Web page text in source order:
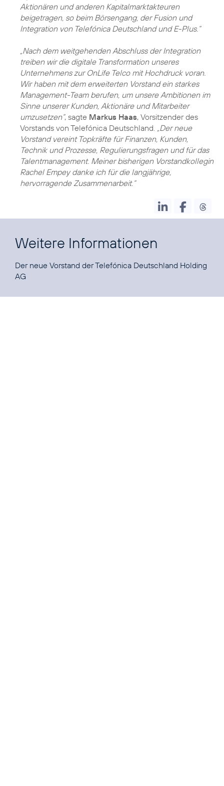
Aktionären und anderen Kapitalmarktakteuren
beigetragen, so beim Börsengang, der Fusion und
Integration von Telefónica Deutschland und E-Plus.“
„Nach dem weitgehenden Abschluss der Integration
treiben wir die digitale Transformation unseres
Unternehmens zur OnLife Telco mit Hochdruck voran.
Wir haben mit dem erweiterten Vorstand ein starkes
Management-Team berufen, um unsere Ambitionen im
Sinne unserer Kunden, Aktionäre und Mitarbeiter
umzusetzen“, sagte Markus Haas, Vorsitzender des
Vorstands von Telefónica Deutschland.
„Der neue
Vorstand vereint Topkräfte für Finanzen, Kunden,
Technik und Prozesse, Regulierungsfragen und für das
Talentmanagement. Meiner bisherigen Vorstandkollegin
Rachel Empey danke ich für die langjährige,
hervorragende Zusammenarbeit.“
Weitere Informationen
Der neue Vorstand der Telefónica Deutschland Holding
AG